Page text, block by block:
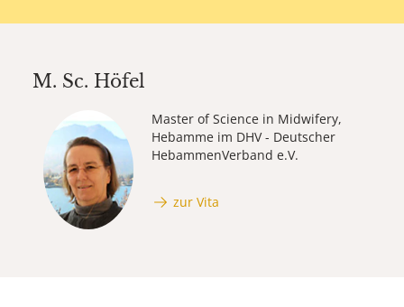
M. Sc. Höfel
Master of Science in Midwifery,
Hebamme im DHV - Deutscher
HebammenVerband e.V.
zur Vita